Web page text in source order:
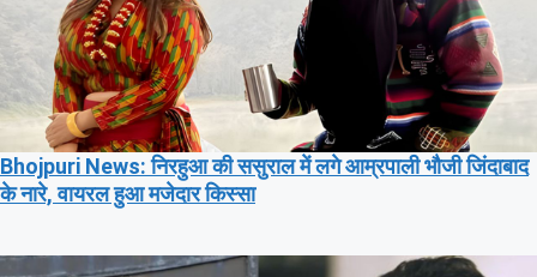
Bhojpuri News: निरहुआ की ससुराल में लगे आम्रपाली भौजी जिंदाबाद
के नारे, वायरल हुआ मजेदार किस्सा